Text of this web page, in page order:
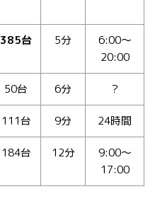
385台 5分
6:00～
20:00
50台 6分 ？
111台 9分 24時間
184台 12分
9:00～
17:00